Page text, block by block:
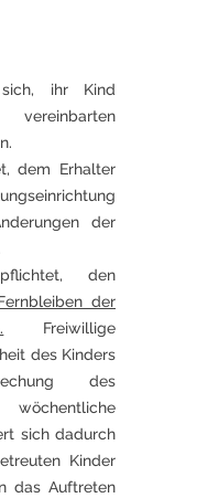
ihr Kind
dem Erhalter
der
den
der
Freiwillige
des Kinders
des
wöchentliche
sich dadurch
Kinder
das Auftreten